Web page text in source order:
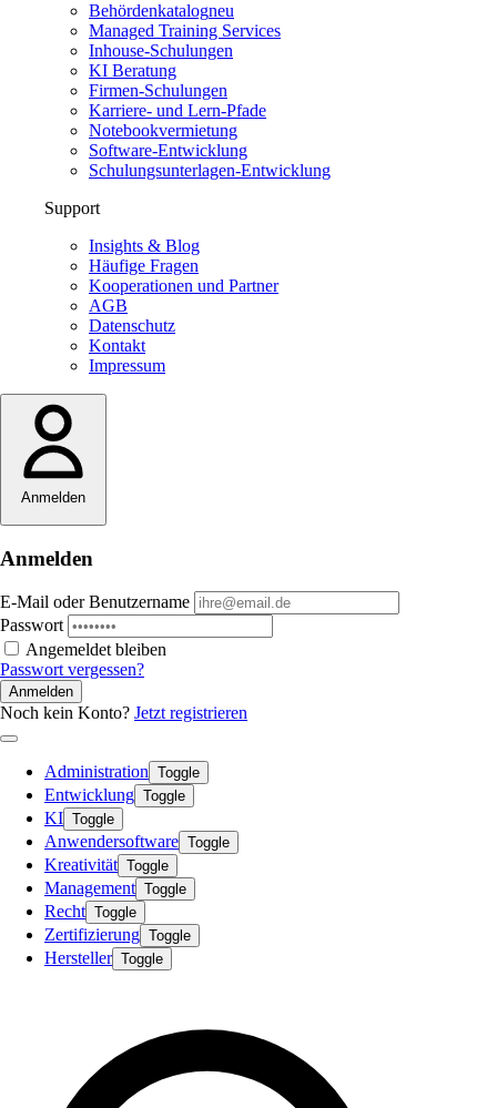
Behördenkatalogneu
Managed Training Services
Inhouse-Schulungen
KI Beratung
Firmen-Schulungen
Karriere- und Lern-Pfade
Notebookvermietung
Software-Entwicklung
Schulungsunterlagen-Entwicklung
Support
Insights & Blog
Häufige Fragen
Kooperationen und Partner
AGB
Datenschutz
Kontakt
Impressum
Anmelden
Anmelden
E-Mail oder Benutzername
Passwort
Angemeldet bleiben
Passwort vergessen?
Anmelden
Noch kein Konto? Jetzt registrieren
Administration Toggle
Entwicklung Toggle
KI Toggle
Anwendersoftware Toggle
Kreativität Toggle
Management Toggle
Recht Toggle
Zertifizierung Toggle
Hersteller Toggle